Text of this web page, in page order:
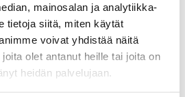
mainosalan ja analytiikka-
tietoja siitä, miten käytät
voivat yhdistää näitä
olet antanut heille tai joita on
heidän palvelujaan.
säännöt ja